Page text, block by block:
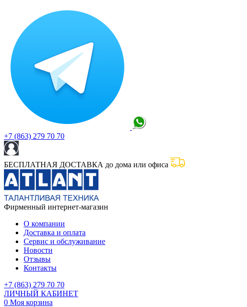
+7 (863) 279 70 70
БЕСПЛАТНАЯ ДОСТАВКА до дома или офиса
Фирменный интернет-магазин
О компании
Доставка и оплата
Сервис и обслуживание
Новости
Отзывы
Контакты
+7 (863) 279 70 70
ЛИЧНЫЙ КАБИНЕТ
0 Моя корзина